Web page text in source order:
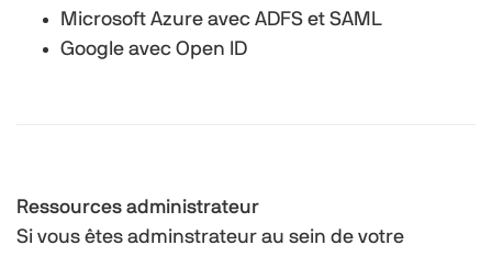
Microsoft Azure avec ADFS et SAML
Google avec Open ID
Ressources administrateur
Si vous êtes adminstrateur au sein de votre